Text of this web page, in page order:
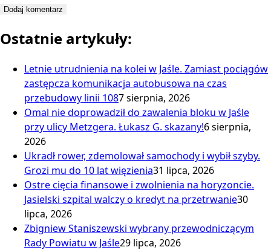
Ostatnie artykuły:
Letnie utrudnienia na kolei w Jaśle. Zamiast pociągów
zastępcza komunikacja autobusowa na czas
przebudowy linii 1087 sierpnia, 2026
Omal nie doprowadził do zawalenia bloku w Jaśle
przy ulicy Metzgera. Łukasz G. skazany!6 sierpnia,
2026
Ukradł rower, zdemolował samochody i wybił szyby.
Grozi mu do 10 lat więzienia31 lipca, 2026
Ostre cięcia finansowe i zwolnienia na horyzoncie.
Jasielski szpital walczy o kredyt na przetrwanie30
lipca, 2026
Zbigniew Staniszewski wybrany przewodniczącym
Rady Powiatu w Jaśle29 lipca, 2026